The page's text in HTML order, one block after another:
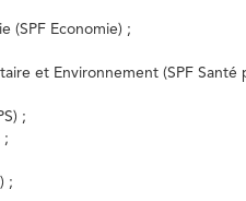
(SPF Economie) ;
et Environnement (SPF Santé
;
;
;